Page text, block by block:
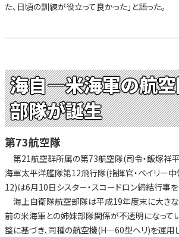
た、日頃の訓練が役立って良かった」と語った。
海自—米海軍の航空
部隊が誕生
第73航空隊
第21航空群所属の第73航空隊(司令・飯塚祥
海軍太平洋艦隊第12飛行隊(指揮官・ベイリー
12)は6月10日シスター・スコードロン締結行事を
海上自衛隊航空部隊は平成19年度末に大きな
前の米海軍との姉妹部隊関係が不透明になって
整に基づき、同種の航空機(H—60型ヘリ)を運用